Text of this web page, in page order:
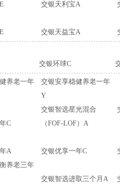
交银天利宝A
交银天益宝A
交银环球C
养老一年
交银安享稳健养老一年
Y
C
交银智选星光混合
（FOF-LOF）A
A 交银优享一年C
养老三年
交银智选进取三个月A